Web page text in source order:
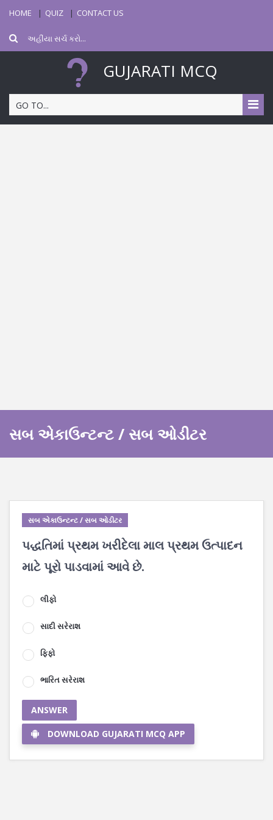
HOME QUIZ CONTACT US
GUJARATI MCQ
GO TO...
સબ એકાઉન્ટન્ટ / સબ ઓડીટર
સબ એકાઉન્ટન્ટ / સબ ઓડીટર
પદ્ધતિમાં પ્રથમ ખરીદેલા માલ પ્રથમ ઉત્પાદન
માટે પૂરો પાડવામાં આવે છે.
લીફો
સાદી સરેરાશ
ફિફો
ભારિત સરેરાશ
ANSWER
DOWNLOAD GUJARATI MCQ APP